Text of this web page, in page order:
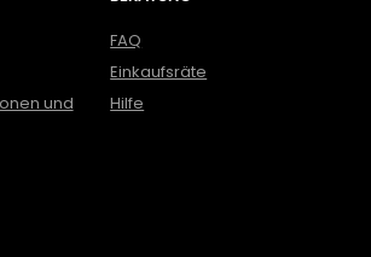
und
FAQ
Einkaufsräte
Hilfe